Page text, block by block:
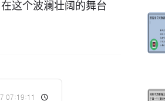
这个波澜壮阔的舞台
07:19:11